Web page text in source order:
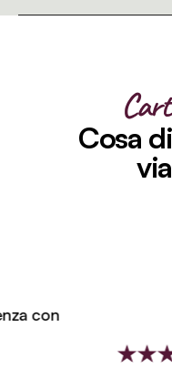
Cosa
con